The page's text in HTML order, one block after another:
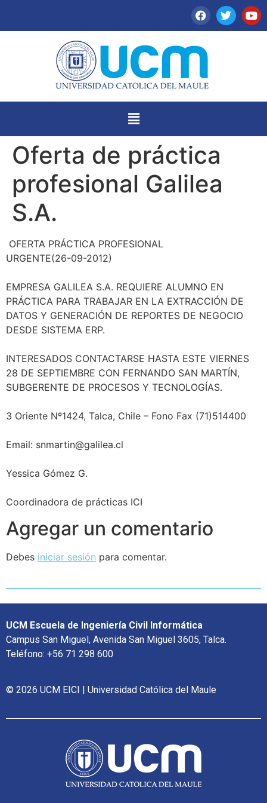
Oferta de práctica
profesional Galilea
S.A.
OFERTA PRÁCTICA PROFESIONAL
URGENTE(26-09-2012)
EMPRESA GALILEA S.A. REQUIERE ALUMNO EN
PRÁCTICA PARA TRABAJAR EN LA EXTRACCIÓN DE
DATOS Y GENERACIÓN DE REPORTES DE NEGOCIO
DESDE SISTEMA ERP.
INTERESADOS CONTACTARSE HASTA ESTE VIERNES
28 DE SEPTIEMBRE CON FERNANDO SAN MARTÍN,
SUBGERENTE DE PROCESOS Y TECNOLOGÍAS.
3 Oriente Nº1424, Talca, Chile – Fono Fax (71)514400
Email: snmartin@galilea.cl
Yessica Gómez G.
Coordinadora de prácticas ICI
Agregar un comentario
Debes iniciar sesión para comentar.
UCM Escuela de Ingeniería Civil Informática
Campus San Miguel, Avenida San Miguel 3605, Talca.
Teléfono: +56 71 298 600
© 2026 UCM EICI | Universidad Católica del Maule